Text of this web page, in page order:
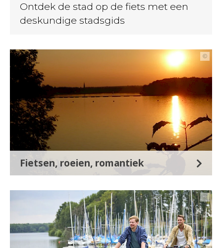
Ontdek de stad op de fiets met een
deskundige stadsgids
©
Fietsen, roeien, romantiek
©